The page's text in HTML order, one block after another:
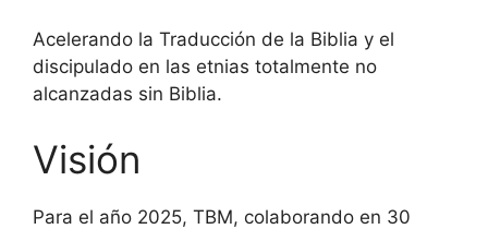
Acelerando la Traducción de la Biblia y el
discipulado en las etnias totalmente no
alcanzadas sin Biblia.
Visión
Para el año 2025, TBM, colaborando en 30